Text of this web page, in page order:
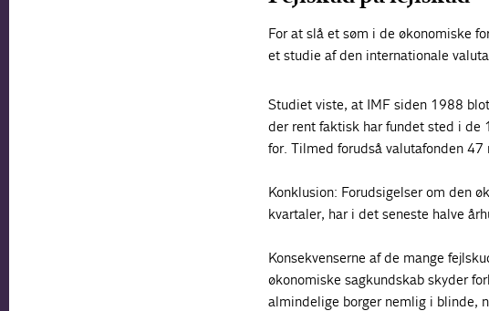
For at slå et søm i de økonomiske
et studie af den internationale
Studiet viste, at IMF siden 1988
der rent faktisk har fundet sted i de
for. Tilmed forudså valutafonden
Konklusion: Forudsigelser om den
kvartaler, har i det seneste halve
Konsekvenserne af de mange
økonomiske sagkundskab skyder
almindelige borger nemlig i blinde,